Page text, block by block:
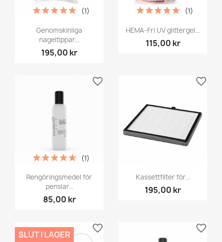
Genomskinliga
nageltippar...
195,00 kr
(1)
HEMA-Fri UV glittergel...
115,00 kr
(1)
Rengöringsmedel för
penslar...
85,00 kr
(1)
favorite_border
Kassettfilter för...
195,00 kr
favorite_border
SLUT I LAGER
favorite_border favorite_border